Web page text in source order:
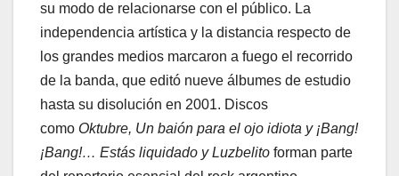
su modo de relacionarse con el público. La
independencia artística y la distancia respecto de
los grandes medios marcaron a fuego el recorrido
de la banda, que editó nueve álbumes de estudio
hasta su disolución en 2001. Discos
como Oktubre, Un baión para el ojo idiota y ¡Bang!
¡Bang!… Estás liquidado y Luzbelito forman parte